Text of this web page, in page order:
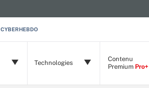
CYBERHEBDO
Technologies
Contenu
Premium Pro+